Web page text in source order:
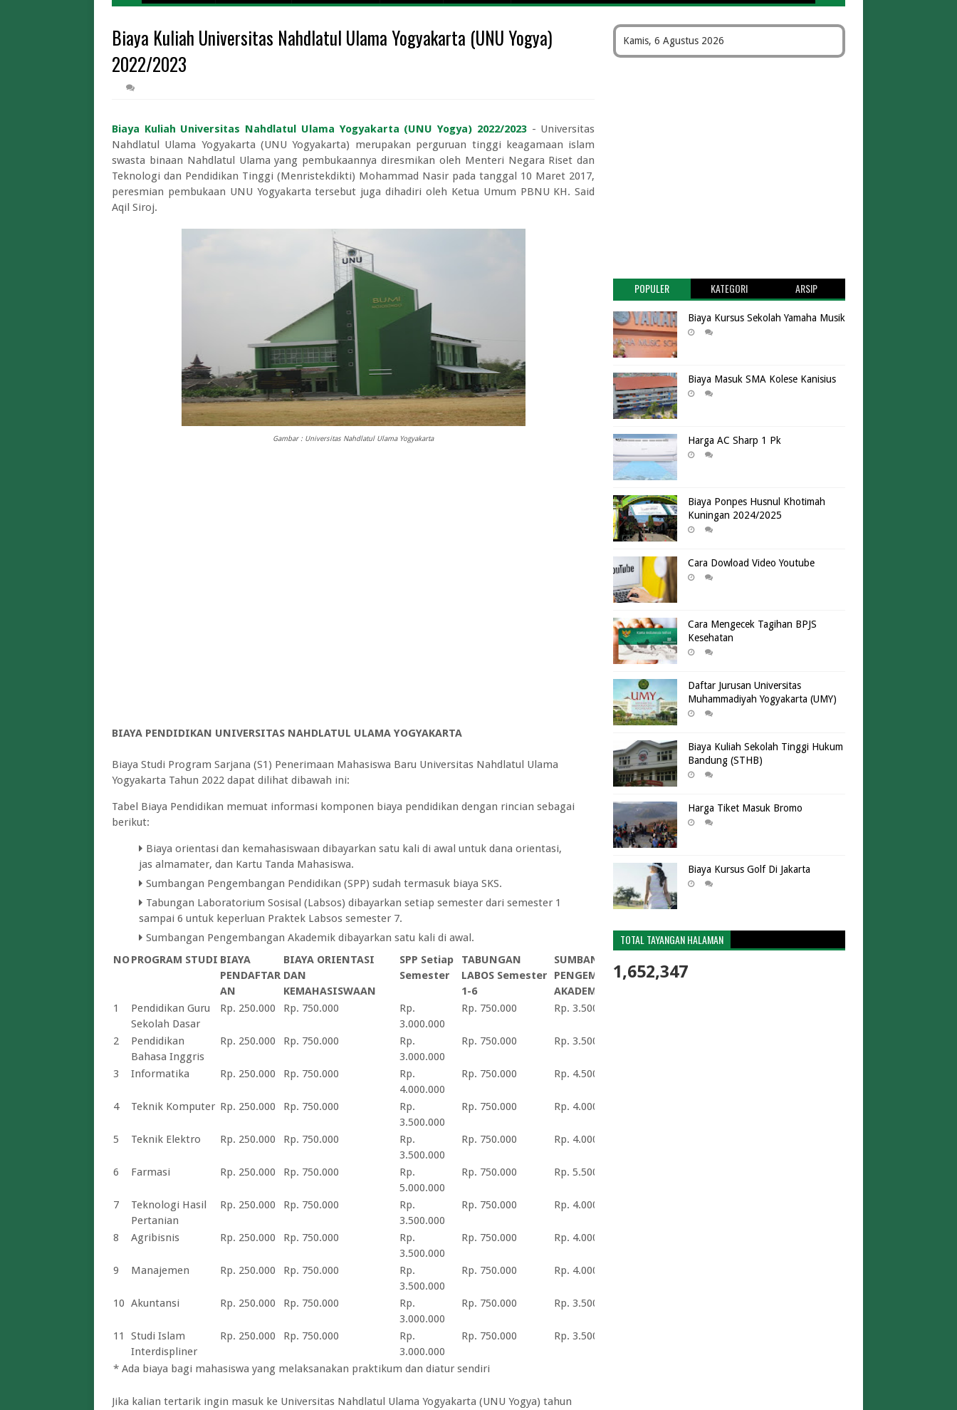
Pendaftaran STTI Cirebon 2026/2027
Limit dan Tips War Pintar BI 2026 Agar Kebagian Tukar Uang Baru Tanpa Gagal
Limit dan Biaya Tukar Uang Baru THR 2026 di Bank Pintar Lengkap Nominal Maksimal
Pengumuman Program Magang Reguler Mahasiswa Di Lingkungan Kementerian Keuangan Periode II Tahun 2026
Harga Sewa Lapangan Padel Terbaru, Berapa Biaya yang Perlu Disiapkan?
Biaya Kuliah Universitas Nusa Putra Sukabumi 2026
Biaya Kuliah Universitas Nahdlatul Ulama Yogyakarta (UNU Yogya)
2022/2023
Biaya Kuliah Universitas Nahdlatul Ulama Yogyakarta (UNU Yogya) 2022/2023- Universitas
Nahdlatul Ulama Yogyakarta (UNU Yogyakarta) merupakan perguruan tinggi keagamaan islam
swasta binaan Nahdlatul Ulama yang pembukaannya diresmikan oleh Menteri Negara Riset dan
Teknologi dan Pendidikan Tinggi (Menristekdikti) Mohammad Nasir pada tanggal 10 Maret 2017,
peresmian pembukaan UNU Yogyakarta tersebut juga dihadiri oleh Ketua Umum PBNU KH. Said
Aqil Siroj.
Gambar : Universitas Nahdlatul Ulama Yogyakarta
BIAYA PENDIDIKAN UNIVERSITAS NAHDLATUL ULAMA YOGYAKARTA
Biaya Studi Program Sarjana (S1) Penerimaan Mahasiswa Baru Universitas Nahdlatul Ulama
Yogyakarta Tahun 2022 dapat dilihat dibawah ini:
Tabel Biaya Pendidikan memuat informasi komponen biaya pendidikan dengan rincian sebagai
berikut:
Biaya orientasi dan kemahasiswaan dibayarkan satu kali di awal untuk dana orientasi,
jas almamater, dan Kartu Tanda Mahasiswa.
Sumbangan Pengembangan Pendidikan (SPP) sudah termasuk biaya SKS.
Tabungan Laboratorium Sosisal (Labsos) dibayarkan setiap semester dari semester 1
sampai 6 untuk keperluan Praktek Labsos semester 7.
Sumbangan Pengembangan Akademik dibayarkan satu kali di awal.
NOPROGRAM STUDI BIAYA
PENDAFTAR
AN
BIAYA ORIENTASI
DAN
KEMAHASISWAAN
SPP Setiap
Semester
TABUNGAN
LABOS Semester
1-6
SUMBANGAN
PENGEMBANGAN
AKADEMIK
1
Pendidikan Guru
Sekolah Dasar
Rp. 250.000 Rp. 750.000
Rp.
3.000.000
Rp. 750.000 Rp. 3.500.000
2
Pendidikan
Bahasa Inggris
Rp. 250.000 Rp. 750.000
Rp.
3.000.000
Rp. 750.000 Rp. 3.500.000
3 Informatika Rp. 250.000 Rp. 750.000
Rp.
4.000.000
Rp. 750.000 Rp. 4.500.000
4 Teknik Komputer Rp. 250.000 Rp. 750.000
Rp.
3.500.000
Rp. 750.000 Rp. 4.000.000
5 Teknik Elektro Rp. 250.000 Rp. 750.000
Rp.
3.500.000
Rp. 750.000 Rp. 4.000.000
6 Farmasi Rp. 250.000 Rp. 750.000
Rp.
5.000.000
Rp. 750.000 Rp. 5.500.000
7
Teknologi Hasil
Pertanian
Rp. 250.000 Rp. 750.000
Rp.
3.500.000
Rp. 750.000 Rp. 4.000.000
8 Agribisnis Rp. 250.000 Rp. 750.000
Rp.
3.500.000
Rp. 750.000 Rp. 4.000.000
9 Manajemen Rp. 250.000 Rp. 750.000
Rp.
3.500.000
Rp. 750.000 Rp. 4.000.000
10 Akuntansi Rp. 250.000 Rp. 750.000
Rp.
3.000.000
Rp. 750.000 Rp. 3.500.000
11
Studi Islam
Interdispliner
Rp. 250.000 Rp. 750.000
Rp.
3.000.000
Rp. 750.000 Rp. 3.500.000
* Ada biaya bagi mahasiswa yang melaksanakan praktikum dan diatur sendiri
Jika kalian tertarik ingin masuk ke Universitas Nahdlatul Ulama Yogyakarta (UNU Yogya) tahun
Kamis, 6 Agustus 2026
POPULER KATEGORI ARSIP
Biaya Kursus Sekolah Yamaha Musik
Biaya Masuk SMA Kolese Kanisius
Harga AC Sharp 1 Pk
Biaya Ponpes Husnul Khotimah
Kuningan 2024/2025
Cara Dowload Video Youtube
Cara Mengecek Tagihan BPJS
Kesehatan
Daftar Jurusan Universitas
Muhammadiyah Yogyakarta (UMY)
Biaya Kuliah Sekolah Tinggi Hukum
Bandung (STHB)
Harga Tiket Masuk Bromo
Biaya Kursus Golf Di Jakarta
TOTAL TAYANGAN HALAMAN
1,652,347